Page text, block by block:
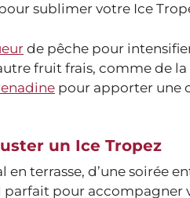
sublimer votre Ice
de pêche pour
fruit frais, comme de
pour apporter une
un Ice Tropez
terrasse, d’une soirée
parfait pour